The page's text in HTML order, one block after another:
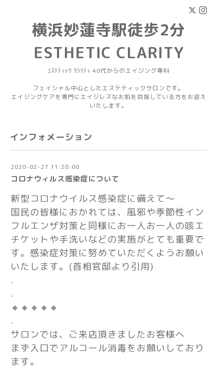
横浜妙蓮寺駅徒歩2分
ESTHETIC CLARITY
ｴｽﾃﾃｨｯｸ ｸﾗﾘﾃｨ 40代からのエイジング専科
フェイシャル中心としたエステティックサロンです。
エイジングケアを専門にエイジレスなお肌を目指している方をお迎え
いたします。
インフォメーション
2020-02-27 11:28:00
コロナウィルス感染症について
新型コロナウイルス感染症に備えて〜
国民の皆様におかれては、風邪や季節性イン
フルエンザ対策と同様にお一人お一人の咳エ
チケットや手洗いなどの実施がとても重要で
す。感染症対策に努めていただくようお願い
いたします。(首相官邸より引用)
.
.
🔸🔸🔸🔸🔸
.
サロンでは、ご来店頂きましたお客様へ
まず入口でアルコール消毒をお願いしており
ます。